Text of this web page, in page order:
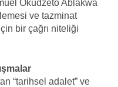
Okudzeto Ablakwa
ve tazminat
bir çağrı niteliği
“tarihsel adalet” ve